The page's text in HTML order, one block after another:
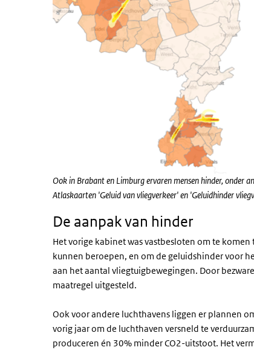
Ook in Brabant en Limburg ervaren mensen hinder, onder
Atlaskaarten 'Geluid van vliegverkeer' en 'Geluidhinder
De aanpak van hinder
Het vorige kabinet was vastbesloten om te komen
kunnen beroepen, en om de geluidshinder voor
aan het aantal vliegtuigbewegingen. Door
maatregel uitgesteld.
Ook voor andere luchthavens liggen er plannen
vorig jaar om de luchthaven versneld te
produceren én 30% minder CO2-uitstoot. Het